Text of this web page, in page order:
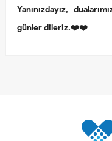
Yanınızdayız,
günler dileriz.❤️❤️